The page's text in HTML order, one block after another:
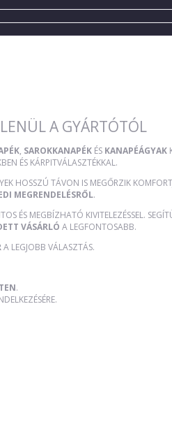
A GYÁRTÓTÓL
, SAROKKANAPÉK ÉS KANAPÉÁGYAK
ÉS KÁRPITVÁLASZTÉKKAL.
HOSSZÚ TÁVON IS MEGŐRZIK
MEGRENDELÉSRŐL.
ÉS MEGBÍZHATÓ KIVITELEZÉSSEL.
VÁSÁRLÓ A LEGFONTOSABB.
A LEGJOBB VÁLASZTÁS.
.